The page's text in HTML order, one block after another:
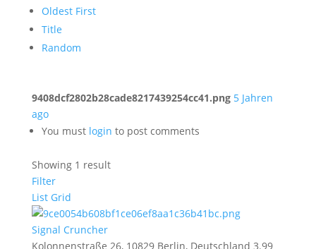
Oldest First
Title
Random
9408dcf2802b28cade8217439254cc41.png 5 Jahren
ago
You must login to post comments
Showing 1 result
Filter
List Grid
Signal Cruncher
Kolonnenstraße 26, 10829 Berlin, Deutschland 3.99